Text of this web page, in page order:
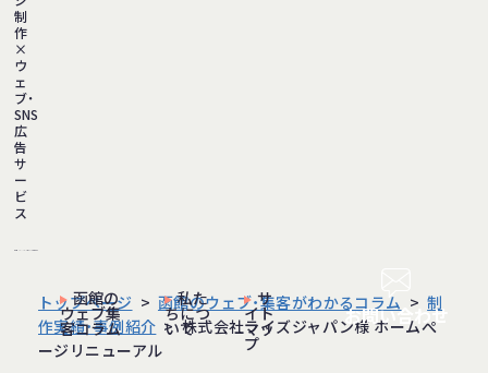
制
作
×
ウ
ェ
ブ・
SNS
広
告
サ
ー
ビ
ス
函館の
ウェブ集
客コラム
私た
ちにつ
いて
サ
イト
マッ
プ
お問い合わせ
トップページ 函館のウェブ・集客がわかるコラム
制
作実績・事例紹介
株式会社ライズジャパン様 ホームぺ
ージリニューアル